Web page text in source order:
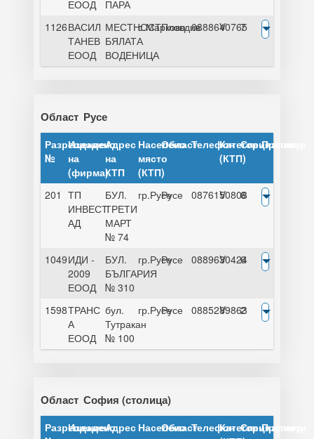
ЕООД
ПАРА
1126ВАСИЛ
ТАНЕВ
ЕООД
МЕСТНОСТ
БЯЛАТА
ВОДЕНИЦА
с.Марково
Пловдив0888640765
V 7
Област Русе
Разрешение
№
Издадено
на
(фирма)
Адрес
на
КТП
Населено
място
(КТП)
ОбластТелефонКатегория
(КТП)
Специалисти
Преглед
201
ТП
ИНВЕСТ
АД
БУЛ.
ТРЕТИ
МАРТ
№ 74
гр.РусеРусе 0876150808
V 6
1049ИДИ -
2009
ЕООД
БУЛ.
БЪЛГАРИЯ
№ 310
гр.РусеРусе 0889630424
V 6
1598ТРАНС
А
ЕООД
бул.
Тутракан
№ 100
гр.РусеРусе 0885289863
V 2
Област София (столица)
Разрешение
ИздаденоАдрес Населено
ОбластТелефонКатегория
Специалисти
Преглед